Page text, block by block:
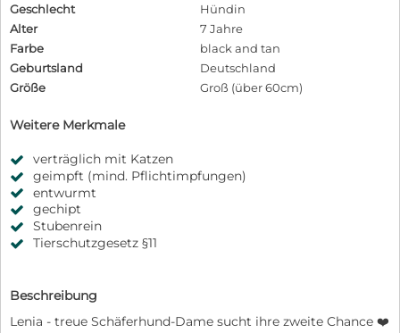
Geschlecht
Hündin
Alter
7 Jahre
Farbe
black and tan
Geburtsland
Deutschland
Größe
Groß (über 60cm)
Weitere Merkmale
verträglich mit Katzen
geimpft (mind. Pflichtimpfungen)
entwurmt
gechipt
Stubenrein
Tierschutzgesetz §11
Beschreibung
Lenia - treue Schäferhund-Dame sucht ihre zweite Chance ❤️